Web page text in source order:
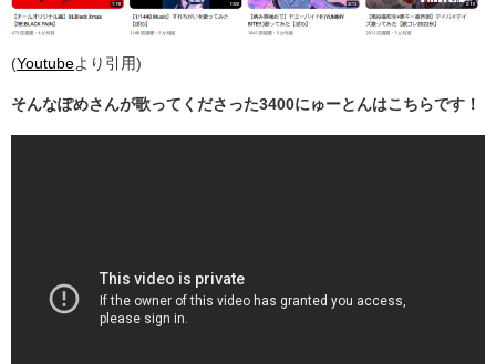
(Youtubeより引用)
そんなぽめさんが歌ってくださった3400にゅーとんはこちらです！